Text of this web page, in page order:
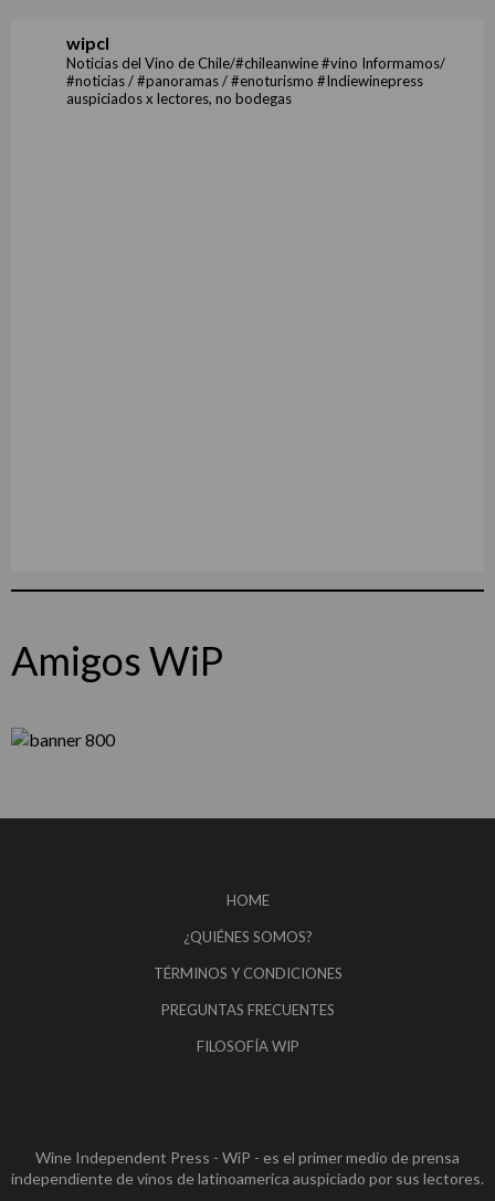
wipcl
Noticias del Vino de Chile/#chileanwine #vino Informamos/
#noticias / #panoramas / #enoturismo #Indiewinepress
auspiciados x lectores, no bodegas
Amigos WiP
HOME
¿QUIÉNES SOMOS?
TÉRMINOS Y CONDICIONES
PREGUNTAS FRECUENTES
FILOSOFÍA WIP
Wine Independent Press - WiP - es el primer medio de prensa
independiente de vinos de latinoamerica auspiciado por sus lectores.